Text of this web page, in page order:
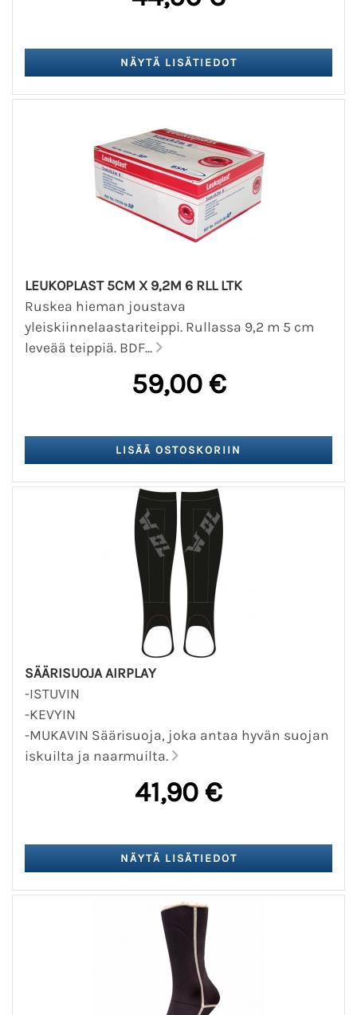
LEUKOPLAST 5CM X 9,2M 6 RLL LTK
Ruskea hieman joustava
yleiskiinnelaastariteippi. Rullassa 9,2 m 5 cm
leveää teippiä. BDF...
59,00 €
SÄÄRISUOJA AIRPLAY
-ISTUVIN
-KEVYIN
-MUKAVIN Säärisuoja, joka antaa hyvän suojan
iskuilta ja naarmuilta.
41,90 €